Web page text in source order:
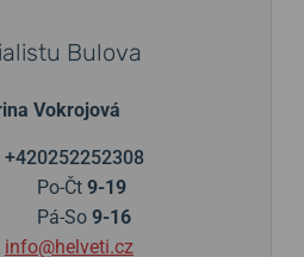
Bulova
Vokrojová
+420252252308
Po-Čt 9-19
Pá-So 9-16
info@helveti.cz